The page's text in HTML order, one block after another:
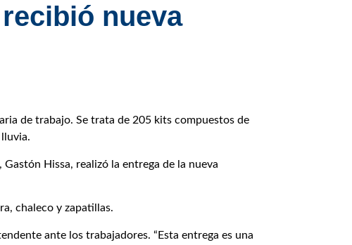
nueva
de trabajo. Se trata de 205 kits compuestos de
Hissa, realizó la entrega de la nueva
chaleco y zapatillas.
ante los trabajadores. “Esta entrega es una